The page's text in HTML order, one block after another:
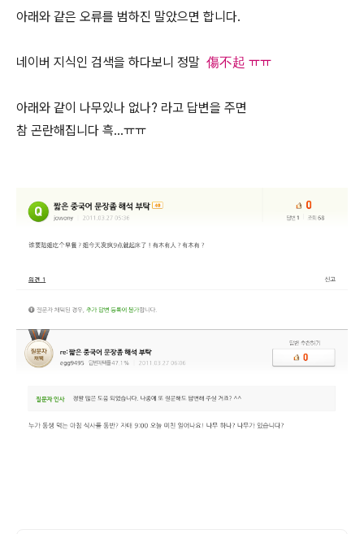
아래와 같은 오류를 범하진 말았으면 합니다.
네이버 지식인 검색을 하다보니 정말 傷不起 ㅠㅠ
아래와 같이 나무있나 없나? 라고 답변을 주면
참 곤란해집니다 흑...ㅠㅠ